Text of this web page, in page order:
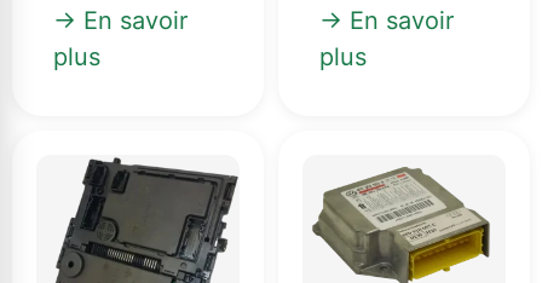
→ En savoir
plus
→ En savoir
plus